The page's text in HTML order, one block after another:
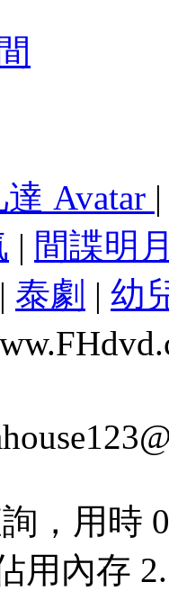
Avatar
| 間諜明
| 泰劇 | 幼
，用時
用內存